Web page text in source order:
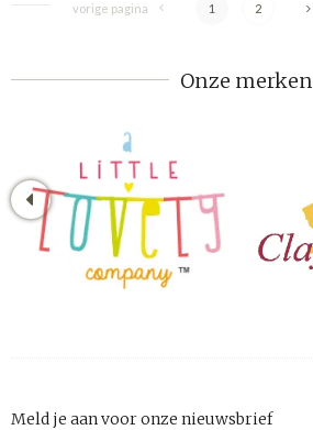
vorige pagina 1 2
Onze merken
Meld je aan voor onze nieuwsbrief